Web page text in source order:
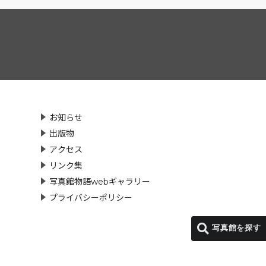
写真館を探す
お知らせ
出版物
アクセス
リンク集
写真館物語webギャラリー
プライバシーポリシー